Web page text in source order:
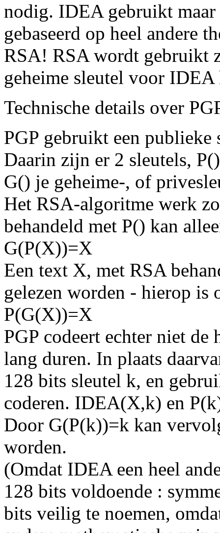
nodig. IDEA gebruikt maar
gebaseerd op heel andere
RSA! RSA wordt gebruikt
geheime sleutel voor IDEA
Technische details over
PGP gebruikt een
Daarin zijn er 2 sleutels,
G() je geheime-, of
Het RSA-algoritme werk
behandeld met P() kan
G(P(X))=X
Een text X, met RSA
gelezen worden - hierop is
P(G(X))=X
PGP codeert echter niet
lang duren. In plaats
128 bits sleutel k, en
coderen. IDEA(X,k) en
Door G(P(k))=k kan
worden.
(Omdat IDEA een heel
128 bits voldoende :
bits veilig te noemen,